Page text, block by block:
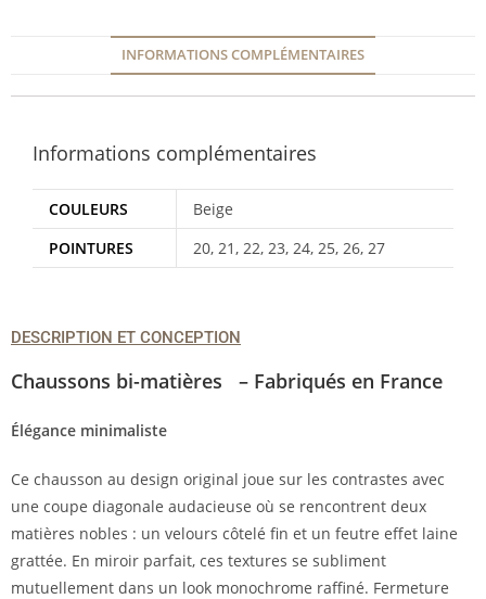
INFORMATIONS COMPLÉMENTAIRES
Informations complémentaires
COULEURS
Beige
POINTURES
20, 21, 22, 23, 24, 25, 26, 27
DESCRIPTION ET CONCEPTION
Chaussons bi-matières – Fabriqués en France
Élégance minimaliste
Ce chausson au design original joue sur les contrastes avec
une coupe diagonale audacieuse où se rencontrent deux
matières nobles : un velours côtelé fin et un feutre effet laine
grattée. En miroir parfait, ces textures se subliment
mutuellement dans un look monochrome raffiné. Fermeture